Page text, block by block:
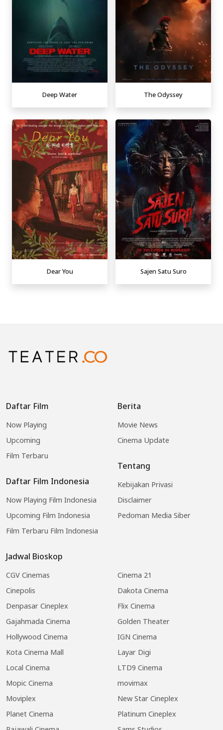
Deep Water The Odyssey
Dear You Sajen Satu Suro
Daftar Film
Now Playing
Upcoming
Film Terbaru
Daftar Film Indonesia
Now Playing Film Indonesia
Upcoming Film Indonesia
Film Terbaru Film Indonesia
Jadwal Bioskop
CGV Cinemas
Cinema 21
Cinepolis
Dakota Cinema
Denpasar Cineplex
Flix Cinema
Gajahmada Cinema
Golden Theater
Hollywood Cinema
IGN Cinema
Kota Cinema Mall
Layar Digi
Local Cinema
LTD9 Cinema
Mopic Cinema
movimax
Moviplex
New Star Cineplex
Planet Cinema
Platinum Cineplex
Berita
Movie News
Cinema Update
Tentang
Kebijakan Privasi
Disclaimer
Pedoman Media Siber